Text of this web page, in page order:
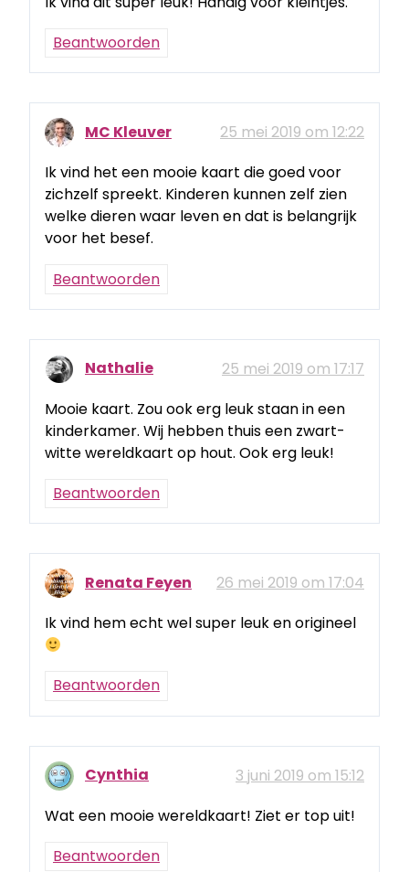
Beantwoorden
MC Kleuver
25 mei 2019 om 12:22
Ik vind het een mooie kaart die goed voor
zichzelf spreekt. Kinderen kunnen zelf zien
welke dieren waar leven en dat is belangrijk
voor het besef.
Beantwoorden
Nathalie
25 mei 2019 om 17:17
Mooie kaart. Zou ook erg leuk staan in een
kinderkamer. Wij hebben thuis een zwart-
witte wereldkaart op hout. Ook erg leuk!
Beantwoorden
Renata Feyen
26 mei 2019 om 17:04
Ik vind hem echt wel super leuk en origineel
Beantwoorden
Cynthia
3 juni 2019 om 15:12
Wat een mooie wereldkaart! Ziet er top uit!
Beantwoorden